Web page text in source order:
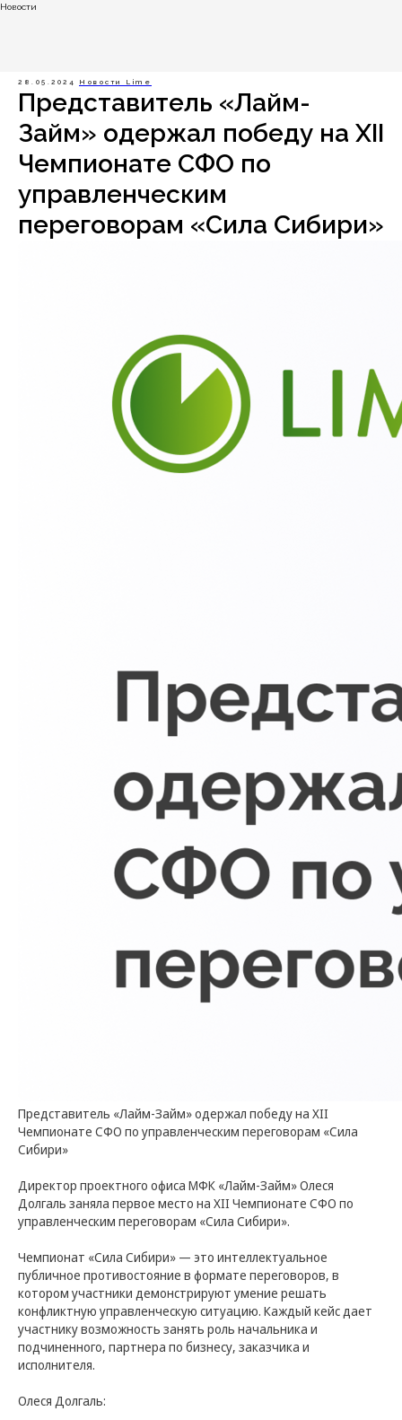
Новости
28.05.2024 Новости Lime
Представитель «‎Лайм-
Займ» одержал победу на XII
Чемпионате СФО по
управленческим
переговорам «‎Сила Сибири»
Представитель «Лайм-Займ» одержал победу на XII
Чемпионате СФО по управленческим переговорам «Сила
Сибири»
Директор проектного офиса МФК «Лайм-Займ» Олеся
Долгаль заняла первое место на XII Чемпионате СФО по
управленческим переговорам «Сила Сибири».
Чемпионат «Сила Сибири» — это интеллектуальное
публичное противостояние в формате переговоров, в
котором участники демонстрируют умение решать
конфликтную управленческую ситуацию. Каждый кейс дает
участнику возможность занять роль начальника и
подчиненного, партнера по бизнесу, заказчика и
исполнителя.
Олеся Долгаль:
Микрофинансовая компания «Лайм-Займ»
(Общество с ограниченной ответственностью)
ИНН: 7724889891
КПП: 540501001
ОГРН: 1137746831606